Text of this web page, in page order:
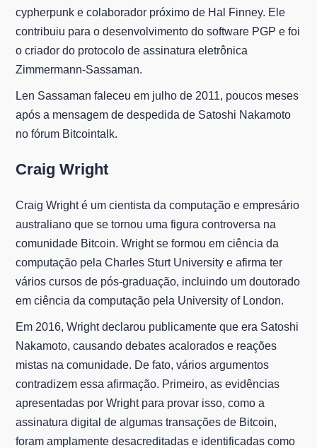
cypherpunk e colaborador próximo de Hal Finney. Ele
contribuiu para o desenvolvimento do software PGP e foi
o criador do protocolo de assinatura eletrônica
Zimmermann-Sassaman.
Len Sassaman faleceu em julho de 2011, poucos meses
após a mensagem de despedida de Satoshi Nakamoto
no fórum Bitcointalk.
Craig Wright
Craig Wright é um cientista da computação e empresário
australiano que se tornou uma figura controversa na
comunidade Bitcoin. Wright se formou em ciência da
computação pela Charles Sturt University e afirma ter
vários cursos de pós-graduação, incluindo um doutorado
em ciência da computação pela University of London.
Em 2016, Wright declarou publicamente que era Satoshi
Nakamoto, causando debates acalorados e reações
mistas na comunidade. De fato, vários argumentos
contradizem essa afirmação. Primeiro, as evidências
apresentadas por Wright para provar isso, como a
assinatura digital de algumas transações de Bitcoin,
foram amplamente desacreditadas e identificadas como